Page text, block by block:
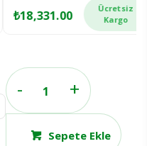
18,331.00
Ücretsiz
Kargo
PARFUMSepete Ekle